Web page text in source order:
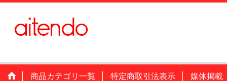
商品カテゴリ一覧 特定商取引法表示 媒体掲載